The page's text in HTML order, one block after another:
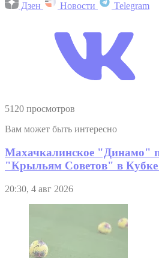
Дзен Новости Telegram
5120 просмотров
Вам может быть интересно
Махачкалинское "Динамо"
"Крыльям Советов" в Кубке
20:30, 4 авг 2026